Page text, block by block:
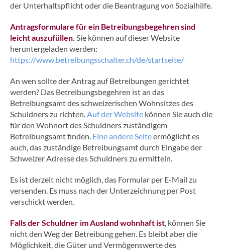
der Unterhaltspflicht oder die Beantragung von Sozialhilfe.
Antragsformulare für ein Betreibungsbegehren sind
leicht auszufüllen. Sie können auf dieser Website
heruntergeladen werden:
https://www.betreibungsschalter.ch/de/startseite/
An wen sollte der Antrag auf Betreibungen gerichtet
werden? Das Betreibungsbegehren ist an das
Betreibungsamt des schweizerischen Wohnsitzes des
Schuldners zu richten.Auf der Website können Sie auch die
für den Wohnort des Schuldners zuständigem
Betreibungsamt finden. Eine andere Seiteermöglicht es
auch, das zuständige Betreibungsamt durch Eingabe der
Schweizer Adresse des Schuldners zu ermitteln.
Es ist derzeit nicht möglich, das Formular per E-Mail zu
versenden. Es muss nach der Unterzeichnung per Post
verschickt werden.
Falls der Schuldner im Ausland wohnhaft ist, können Sie
nicht den Weg der Betreibung gehen. Es bleibt aber die
Möglichkeit, die Güter und Vermögenswerte des